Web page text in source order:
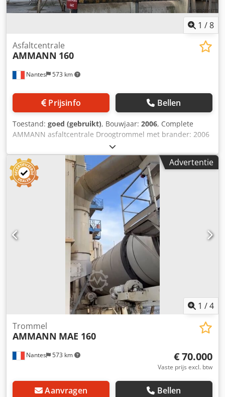
1 /8
Nantes 573 km
Asfaltcentrale
AMMANN 160
Prijsinfo Bellen
Toestand: goed (gebruikt), Bouwjaar: 2006, Complete
AMMANN asfaltcentrale Droogtrommel met brander: 2006
Filter: 2014 Crjdjxqpvtepfx Abujf ERMIIS automatisering:
2013 Capaciteit: 160 ton/uur Machine wordt momenteel
gedemonteerd
Advertentie
1 /4
Nantes 573 km
Trommel
AMMANN MAE 160
€ 70.000
Vaste prijs excl. btw
Aanvragen Bellen